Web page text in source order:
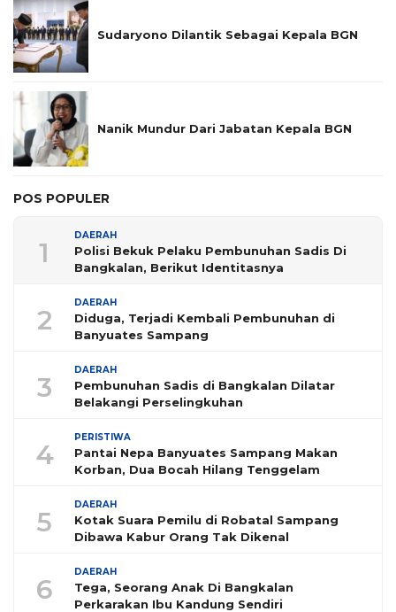
Sudaryono Dilantik Sebagai Kepala BGN
Nanik Mundur Dari Jabatan Kepala BGN
POS POPULER
1
DAERAH
Polisi Bekuk Pelaku Pembunuhan Sadis Di
Bangkalan, Berikut Identitasnya
2
DAERAH
Diduga, Terjadi Kembali Pembunuhan di
Banyuates Sampang
3
DAERAH
Pembunuhan Sadis di Bangkalan Dilatar
Belakangi Perselingkuhan
4
PERISTIWA
Pantai Nepa Banyuates Sampang Makan
Korban, Dua Bocah Hilang Tenggelam
5
DAERAH
Kotak Suara Pemilu di Robatal Sampang
Dibawa Kabur Orang Tak Dikenal
6
DAERAH
Tega, Seorang Anak Di Bangkalan
Perkarakan Ibu Kandung Sendiri